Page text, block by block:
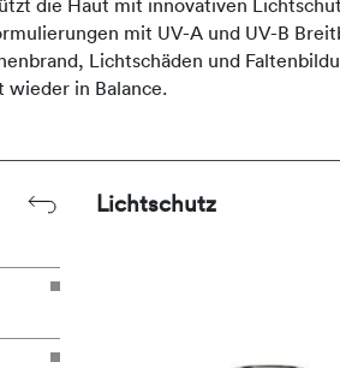
mit UV-A und UV-B
Lichtschäden und
wieder in Balance.
Lichtschutz